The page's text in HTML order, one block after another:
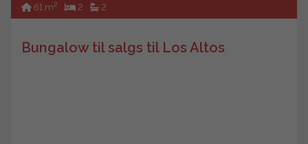
61 m2 2 2
Bungalow til salgs til Los Altos